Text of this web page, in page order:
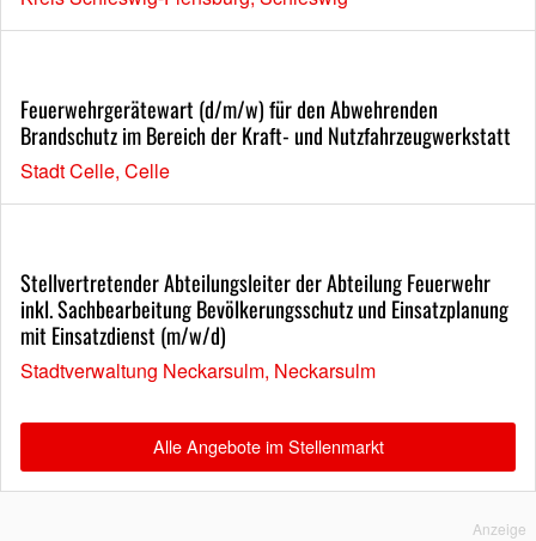
Feuerwehrgerätewart (d/m/w) für den Abwehrenden
Brandschutz im Bereich der Kraft- und Nutzfahrzeugwerkstatt
Stadt Celle, Celle
Stellvertretender Abteilungsleiter der Abteilung Feuerwehr
inkl. Sachbearbeitung Bevölkerungsschutz und Einsatzplanung
mit Einsatzdienst (m/w/d)
Stadtverwaltung Neckarsulm, Neckarsulm
Alle Angebote im Stellenmarkt
Anzeige